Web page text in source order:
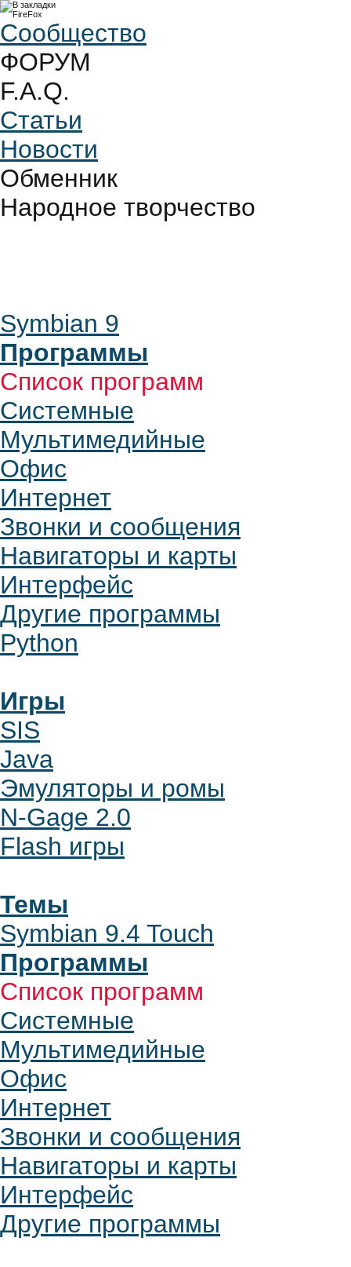
Сообщество
ФОРУМ
F.A.Q.
Статьи
Новости
Обменник
Народное творчество
Symbian 9
Программы
Список программ
Системные
Мультимедийные
Офис
Интернет
Звонки и сообщения
Навигаторы и карты
Интерфейс
Другие программы
Python
Игры
SIS
Java
Эмуляторы и ромы
N-Gage 2.0
Flash игры
Темы
Symbian 9.4 Touch
Программы
Список программ
Системные
Мультимедийные
Офис
Интернет
Звонки и сообщения
Навигаторы и карты
Интерфейс
Другие программы